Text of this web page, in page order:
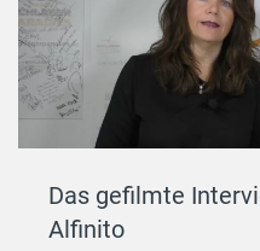
Das gefilmte
Alfinito